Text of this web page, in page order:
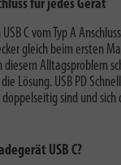
für jedes Gerät
C vom Typ A
gleich beim ersten
diesem Alltagsproblem
die Lösung. USB PD
doppelseitig sind und
USB C?